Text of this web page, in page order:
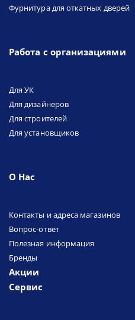
Фурнитура для откатных дверей
Работа с организациями
Для УК
Для дизайнеров
Для строителей
Для установщиков
О Нас
Контакты и адреса магазинов
Вопрос-ответ
Полезная информация
Бренды
Акции
Сервис